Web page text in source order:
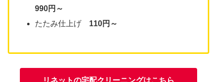
990円～
たたみ仕上げ 110円～
リネットの宅配クリーニングはこちら